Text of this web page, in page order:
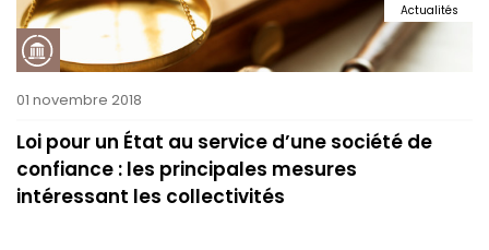
Actualités
01 novembre 2018
Loi pour un État au service d’une société de
confiance : les principales mesures
intéressant les collectivités